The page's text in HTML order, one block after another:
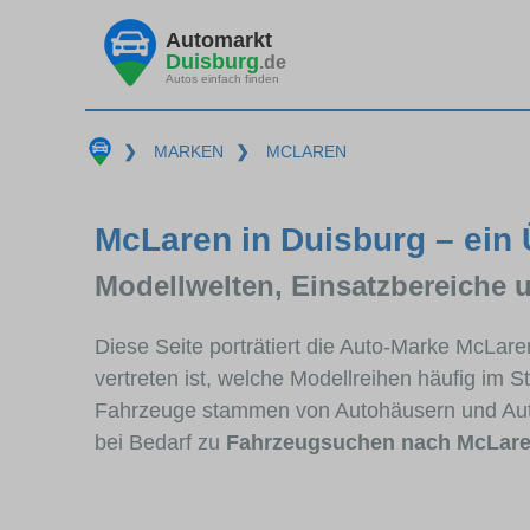
Automarkt
Duisburg.de
Autos einfach finden
❯ MARKEN ❯ MCLAREN
McLaren in Duisburg – ein
Modellwelten, Einsatzbereiche
Diese Seite porträtiert die Auto-Marke
vertreten ist, welche Modellreihen häufig im
Fahrzeuge stammen von Autohäusern und
bei Bedarf zu Fahrzeugsuchen nach